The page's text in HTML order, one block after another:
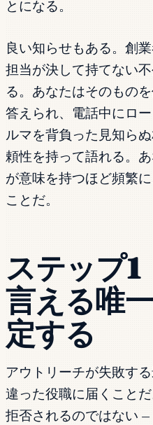
とになる。
良い知らせもある。創
担当が決して持てない
る。あなたはそのもの
答えられ、電話中にロ
ルマを背負った見知ら
頼性を持って語れる。
が意味を持つほど頻繁
ことだ。
ステップ1
言える唯
定する
アウトリーチが失敗す
違った役職に届くこと
拒否されるのではない